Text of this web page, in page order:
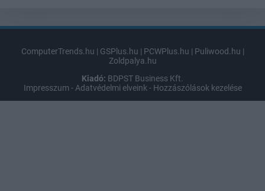
ComputerTrends.hu | GSPlus.hu | PCWPlus.hu | Puliwood.hu |
Zoldpalya.hu
Kiadó: BDPST Business Kft.
Impresszum - Adatvédelmi elveink - Hozzászólások kezelése